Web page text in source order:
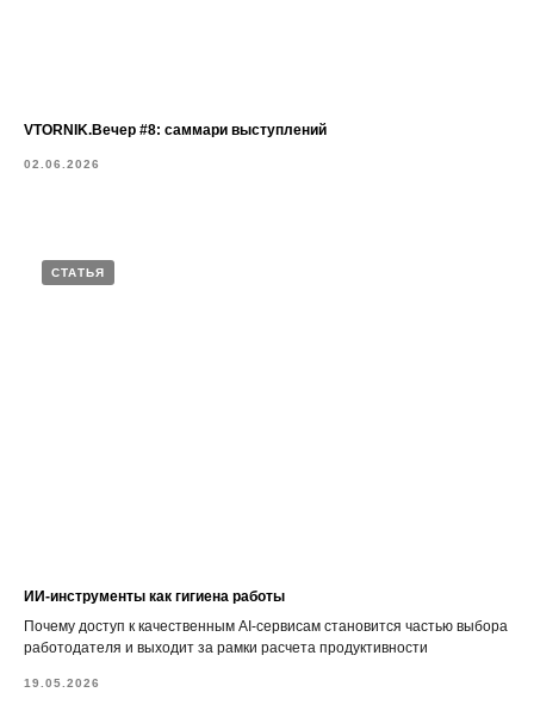
VTORNIK.Вечер #8: саммари выступлений
02.06.2026
СТАТЬЯ
ИИ-инструменты как гигиена работы
Почему доступ к качественным AI-сервисам становится частью выбора
работодателя и выходит за рамки расчета продуктивности
19.05.2026